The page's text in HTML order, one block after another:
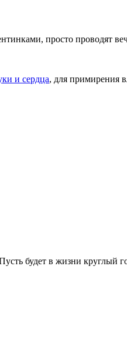
просто проводят
и сердца, для примирения
будет в жизни круглый